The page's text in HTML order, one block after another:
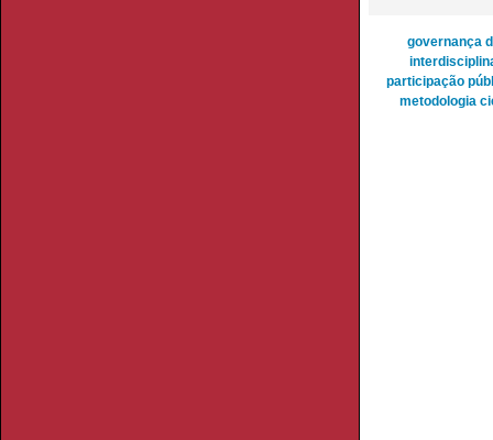
governança
participação
metodologia